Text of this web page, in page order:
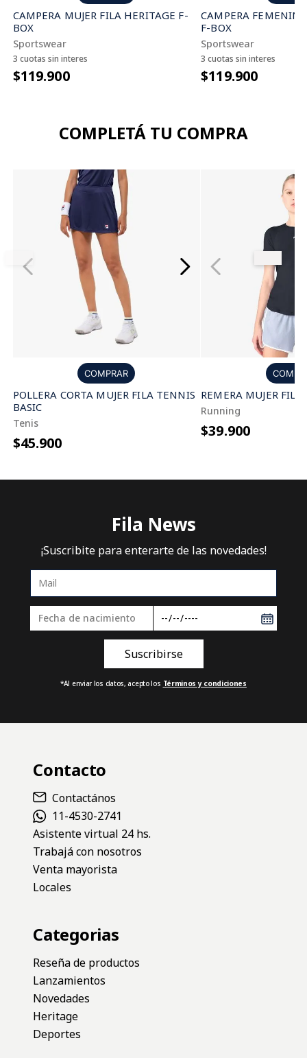
CAMPERA MUJER FILA HERITAGE F-
BOX
Sportswear
3 cuotas sin interes
$119.900
CAMPERA
F-BOX
Sportswear
3 cuotas sin interes
$119.900
COMPLETÁ TU COMPRA
COMPRAR
POLLERA CORTA MUJER FILA TENNIS
BASIC
Tenis
$45.900
REMERA MUJER FILA
Running
$39.900
Fila News
¡Suscribite para enterarte de las novedades!
*Al enviar los datos, acepto los Términos y condiciones
Contacto
Contactános
11-4530-2741
Asistente virtual 24 hs.
Trabajá con nosotros
Venta mayorista
Locales
Categorias
Reseña de productos
Lanzamientos
Novedades
Heritage
Deportes